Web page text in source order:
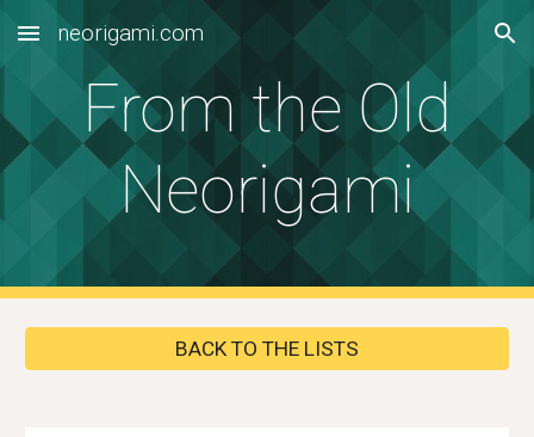
Skip to main content Skip to navigation
neorigami.com
From the Old
Neorigami
BACK TO THE LISTS